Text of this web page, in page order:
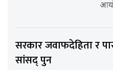
सरकार जवाफदेहिता र
सांसद् पुन